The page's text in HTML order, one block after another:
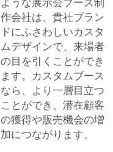
ような展示会ブース制
作会社は、貴社ブラン
ドにふさわしいカスタ
ムデザインで、来場者
の目を引くことができ
ます。カスタムブース
なら、より一層目立つ
ことができ、潜在顧客
の獲得や販売機会の増
加につながります。